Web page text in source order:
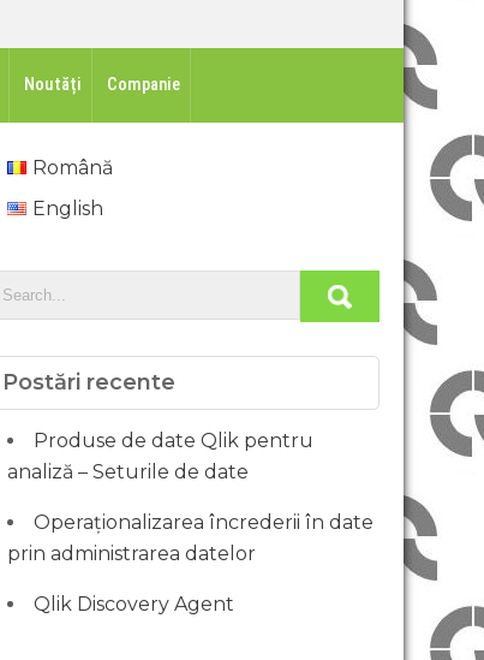
Noutăți Companie
Română
English
Postări recente
Produse de date Qlik pentru
analiză – Seturile de date
Operaționalizarea încrederii în date
prin administrarea datelor
Qlik Discovery Agent